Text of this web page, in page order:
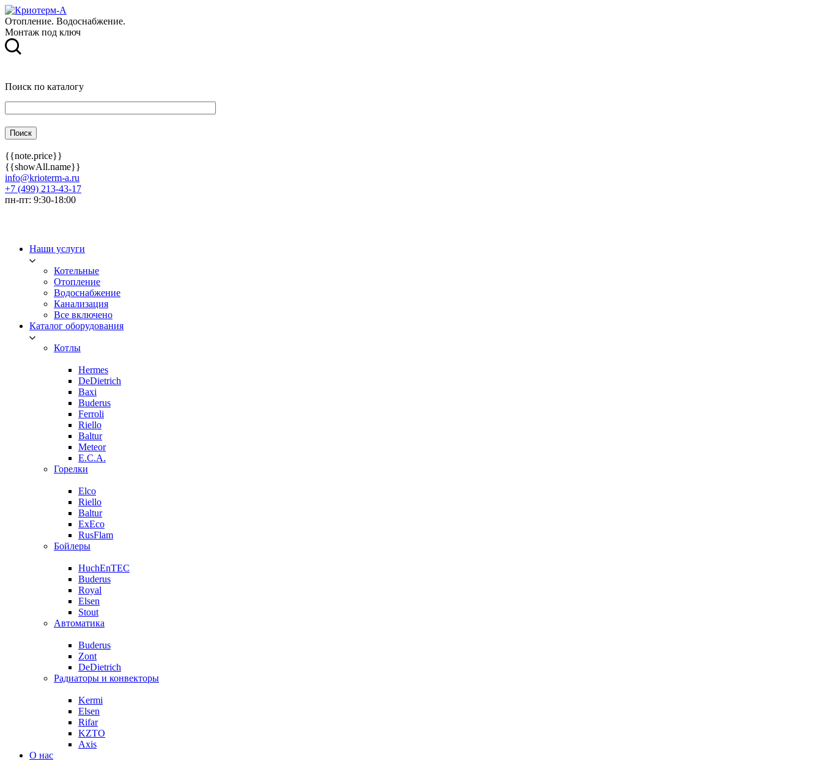
Отопление. Водоснабжение.
Монтаж под ключ
Поиск по каталогу
{{note.price}}
{{showAll.name}}
info@krioterm-a.ru
+7 (499) 213-43-17
пн-пт: 9:30-18:00
Наши услуги
Котельные
Отопление
Водоснабжение
Канализация
Все включено
Каталог оборудования
Котлы
Hermes
DeDietrich
Baxi
Buderus
Ferroli
Riello
Baltur
Meteor
E.C.A.
Горелки
Elco
Riello
Baltur
ExEco
RusFlam
Бойлеры
HuchEnTEC
Buderus
Royal
Elsen
Stout
Автоматика
Buderus
Zont
DeDietrich
Радиаторы и конвекторы
Kermi
Elsen
Rifar
KZTO
Axis
О нас